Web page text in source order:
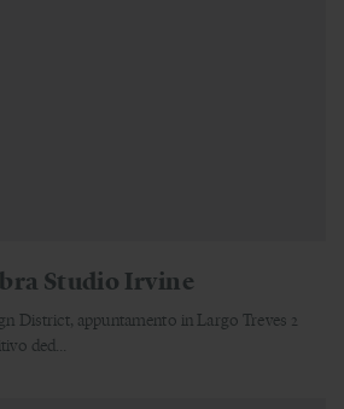
Studio Irvine
District, appuntamento in Largo Treves 2
ded...